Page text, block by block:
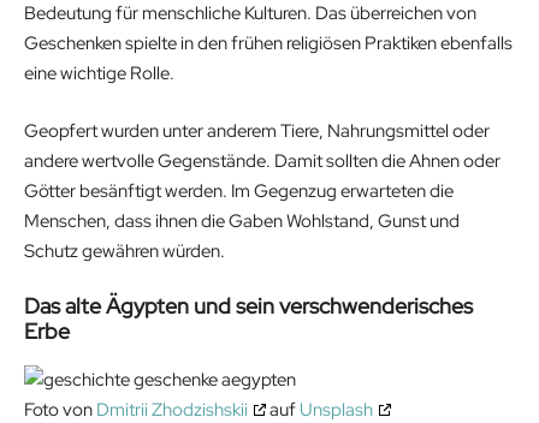
Bedeutung für menschliche Kulturen. Das überreichen von
Geschenken spielte in den frühen religiösen Praktiken ebenfalls
eine wichtige Rolle.
Geopfert wurden unter anderem Tiere, Nahrungsmittel oder
andere wertvolle Gegenstände. Damit sollten die Ahnen oder
Götter besänftigt werden. Im Gegenzug erwarteten die
Menschen, dass ihnen die Gaben Wohlstand, Gunst und
Schutz gewähren würden.
Das alte Ägypten und sein verschwenderisches
Erbe
Foto von Dmitrii Zhodzishskii auf Unsplash